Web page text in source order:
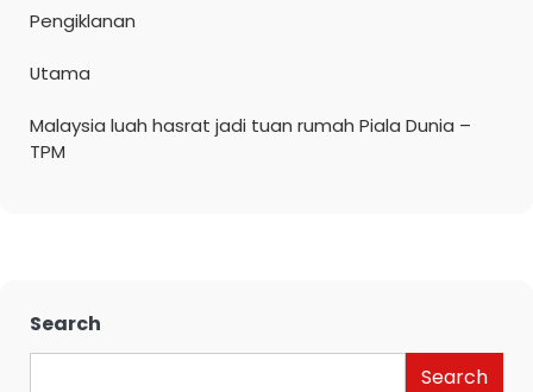
Pengiklanan
Utama
Malaysia luah hasrat jadi tuan rumah Piala Dunia –
TPM
Search
Search